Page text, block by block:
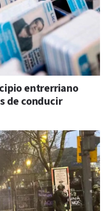
entrerriano
de conducir